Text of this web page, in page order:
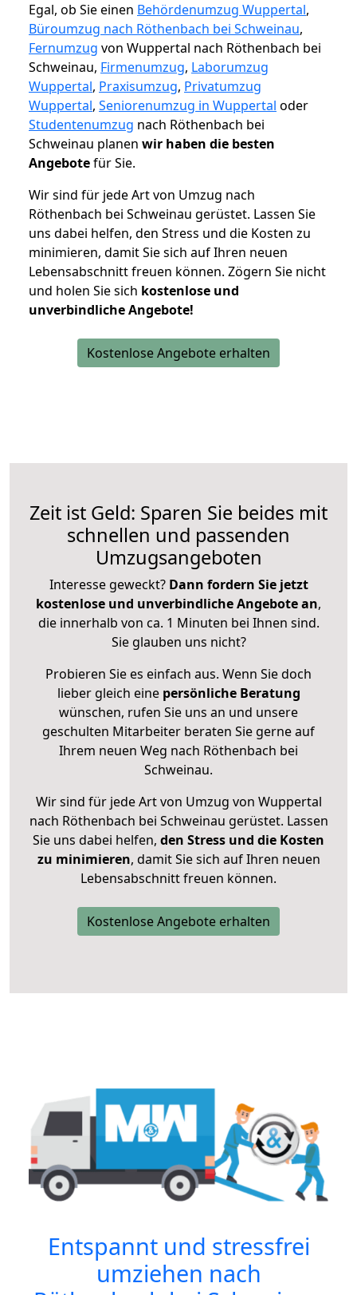
Egal, ob Sie einen Behördenumzug Wuppertal,
Büroumzug nach Röthenbach bei Schweinau,
Fernumzug von Wuppertal nach Röthenbach bei
Schweinau, Firmenumzug, Laborumzug
Wuppertal, Praxisumzug, Privatumzug
Wuppertal, Seniorenumzug in Wuppertal oder
Studentenumzug nach Röthenbach bei
Schweinau planen wir haben die besten
Angebotefür Sie.
Wir sind für jede Art von Umzug nach
Röthenbach bei Schweinau gerüstet. Lassen Sie
uns dabei helfen, den Stress und die Kosten zu
minimieren, damit Sie sich auf Ihren neuen
Lebensabschnitt freuen können. Zögern Sie nicht
und holen Sie sich kostenlose und
unverbindliche Angebote!
Kostenlose Angebote erhalten
Zeit ist Geld: Sparen Sie beides mit
schnellen und passenden
Umzugsangeboten
Interesse geweckt? Dann fordern Sie jetzt
kostenlose und unverbindliche Angebote an,
die innerhalb von ca. 1 Minuten bei Ihnen sind.
Sie glauben uns nicht?
Probieren Sie es einfach aus. Wenn Sie doch
lieber gleich eine persönliche Beratung
wünschen, rufen Sie uns an und unsere
geschulten Mitarbeiter beraten Sie gerne auf
Ihrem neuen Weg nach Röthenbach bei
Schweinau.
Wir sind für jede Art von Umzug von Wuppertal
nach Röthenbach bei Schweinau gerüstet. Lassen
Sie uns dabei helfen, den Stress und die Kosten
zu minimieren, damit Sie sich auf Ihren neuen
Lebensabschnitt freuen können.
Kostenlose Angebote erhalten
Entspannt und stressfrei
umziehen nach